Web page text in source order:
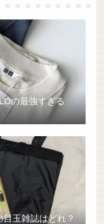
の最強すぎる
玉雑誌はどれ？